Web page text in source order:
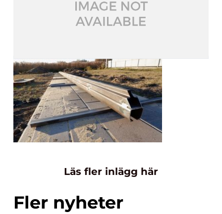
Läs fler inlägg här
Fler nyheter